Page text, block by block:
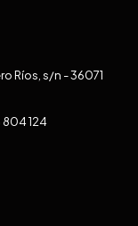
Ríos, s/n - 36071
804 124